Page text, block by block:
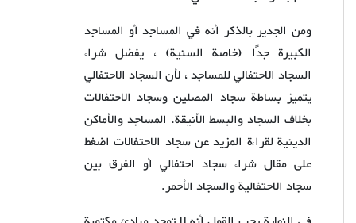
ومن الجدير بالذكر أنه في المساجد أو المساجد
الكبيرة جدًا (خاصة السنية) ، يفضل شراء
السجاد الاحتفالي للمساجد ، لأن السجاد الاحتفالي
يتميز بساطة سجاد المصلين وسجاد الاحتفالات
بخلاف السجاد والبسط الأنيقة. المساجد والأماكن
الدينية لقراءة المزيد عن سجاد الاحتفالات اضغط
على مقال شراء سجاد احتفالي أو الفرق بين
سجاد الاحتفالية والسجاد الأحمر.